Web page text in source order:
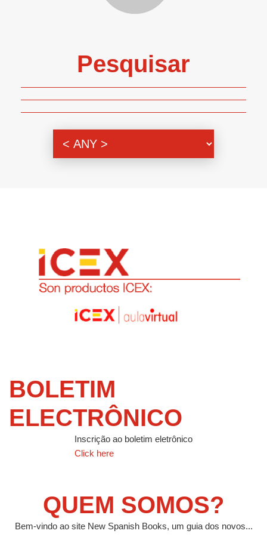
Pesquisar
BOLETIM
ELECTRÔNICO
Inscrição ao boletim eletrônico
Click here
QUEM SOMOS?
Bem-vindo ao site New Spanish Books, um guia dos novos...